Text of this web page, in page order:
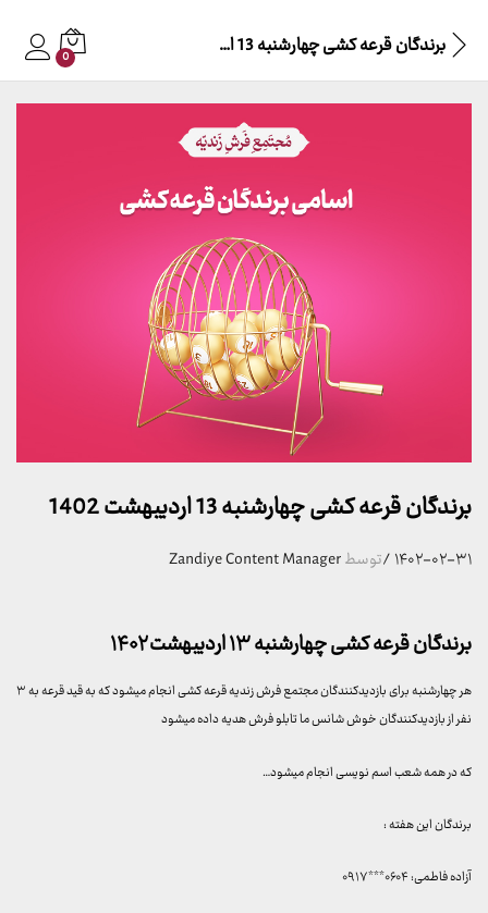
برندگان قرعه کشی چهارشنبه 13 اردیبهشت 1402 0
برندگان قرعه کشی چهارشنبه 13 اردیبهشت 1402
۱۴۰۲-۰۲-۳۱/توسطZandiye Content Manager
برندگان قرعه کشی چهارشنبه ۱۳ اردیبهشت ۱۴۰۲
هر چهارشنبه برای بازدیدکنندگان مجتمع فرش زندیه قرعه کشی انجام میشود که به قید قرعه به ۳
نفر از بازدیدکنندگان خوش شانس ما تابلو فرش هدیه داده میشود
که در همه شعب اسم نویسی انجام میشود…
برندگان این هفته :
آزاده فاطمی: ۰۶۰۴***۰۹۱۷